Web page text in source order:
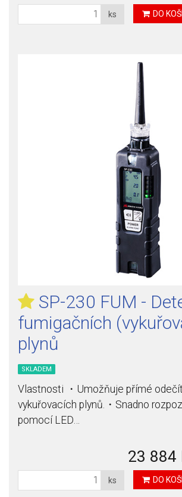
ks DO
SP-230 FUM -
fumigačních
plynů
SKLADEM
Vlastnosti ・Umožňuje přímé
vykuřovacích plynů.・Snadno
pomocí LED…
23 884
ks DO